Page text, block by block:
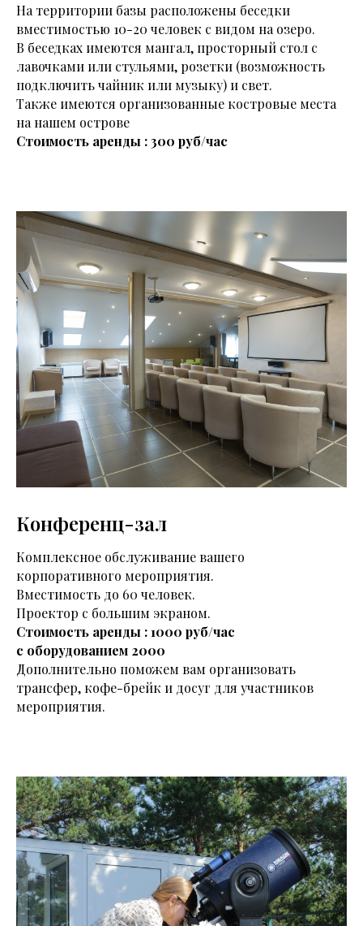
На территории базы расположены беседки
вместимостью 10-20 человек с видом на озеро.
В беседках имеются мангал, просторный стол с
лавочками или стульями, розетки (возможность
подключить чайник или музыку) и свет.
Также имеются организованные костровые места
на нашем острове
Стоимость аренды : 300 руб/час
Конференц-зал
Комплексное обслуживание вашего
корпоративного мероприятия.
Вместимость до 60 человек.
Проектор с большим экраном.
Стоимость аренды : 1000 руб/час
с оборудованием 2000
Дополнительно поможем вам организовать
трансфер, кофе-брейк и досуг для участников
мероприятия.